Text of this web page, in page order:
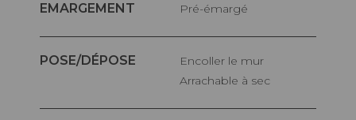
EMARGEMENT Pré-émargé
POSE/DÉPOSE
Encoller le mur
Arrachable à sec